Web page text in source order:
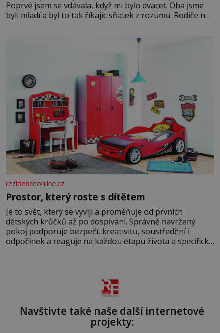
Poprvé jsem se vdávala, když mi bylo dvacet. Oba jsme
byli mladí a byl to tak říkajíc sňatek z rozumu. Rodiče nás
rezidenceonline.cz
Prostor, který roste s dítětem
Je to svět, který se vyvíjí a proměňuje od prvních
dětských krůčků až po dospívání. Správně navržený
pokoj podporuje bezpečí, kreativitu, soustředění i
odpočinek a reaguje na každou etapu života a specifické
Navštivte také naše další internetové
projekty: